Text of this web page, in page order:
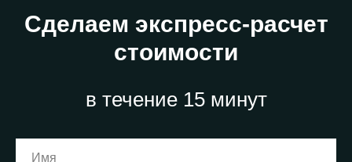
Сделаем экспресс-расчет
стоимости
в течение 15 минут